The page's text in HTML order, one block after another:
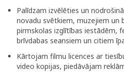
Palīdzam izvēlēties un
novadu svētkiem, muzejiem un
pirmskolas izglītības iestādēm,
brīvdabas seansiem un citiem
Kārtojam filmu licences ar
video kopijas, piedāvājam